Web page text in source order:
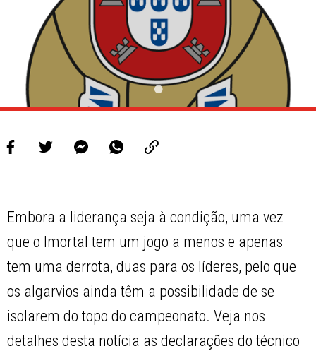
Embora a liderança seja à condição, uma vez
que o Imortal tem um jogo a menos e apenas
tem uma derrota, duas para os líderes, pelo que
os algarvios ainda têm a possibilidade de se
isolarem do topo do campeonato. Veja nos
detalhes desta notícia as declarações do técnico